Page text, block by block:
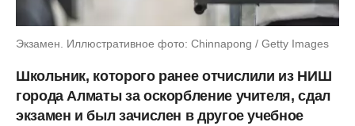
Экзамен. Иллюстративное фото: Chinnapong / Getty Images
Школьник, которого ранее отчислили из НИШ
города Алматы за оскорбление учителя, сдал
экзамен и был зачислен в другое учебное